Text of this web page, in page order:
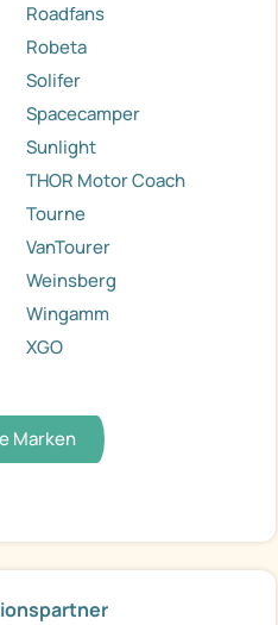
Roadfans
Robeta
Solifer
Spacecamper
Sunlight
THOR Motor Coach
Tourne
VanTourer
Weinsberg
Wingamm
XGO
Marken